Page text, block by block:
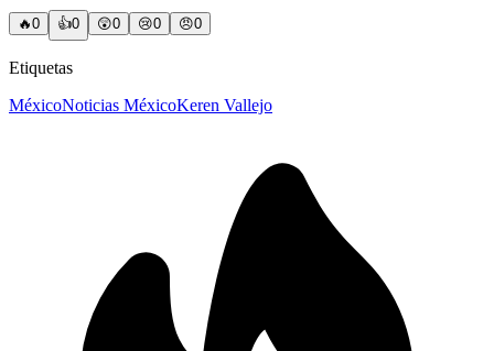
🔥0 👍0 😲0 😢0 😠0
Etiquetas
MéxicoNoticias MéxicoKeren Vallejo